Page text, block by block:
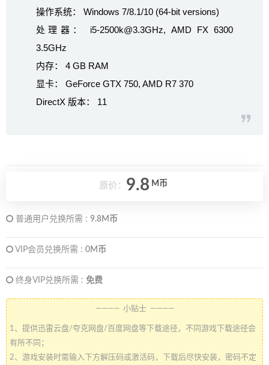
操作系统： Windows 7/8.1/10 (64-bit versions)
处理器： i5-2500k@3.3GHz, AMD FX 6300
3.5GHz
内存： 4 GB RAM
显卡： GeForce GTX 750, AMD R7 370
DirectX 版本： 11
原价： 9.8 M币
普通用户兑换所需 : 9.8M币
VIP会员兑换所需 : 0M币
终身VIP兑换所需 : 免费
———— 小贴士 ————
1、提供迅雷云盘/夸克网盘/百度网盘等下载途径，不同游戏下载途径会
有所不同；
2、游戏安装时需输入下方解压码或激活码，下载后尽快安装，密码不定